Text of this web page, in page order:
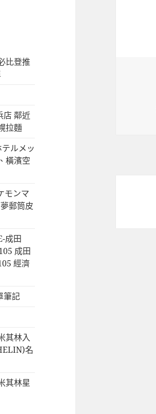
比登推
店 鄰近
拉麵
ルメッ
橫濱空
モンマ
郵筒皮
成田
成田
經濟
筆記
其林入
名
其林星